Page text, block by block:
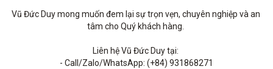
Vũ Đức Duy mong muốn đem lại sự trọn vẹn, chuyên nghiệp và an
tâm cho Quý khách hàng.
Liên hệ Vũ Đức Duy tại:
- Call/Zalo/WhatsApp: (+84) 931868271